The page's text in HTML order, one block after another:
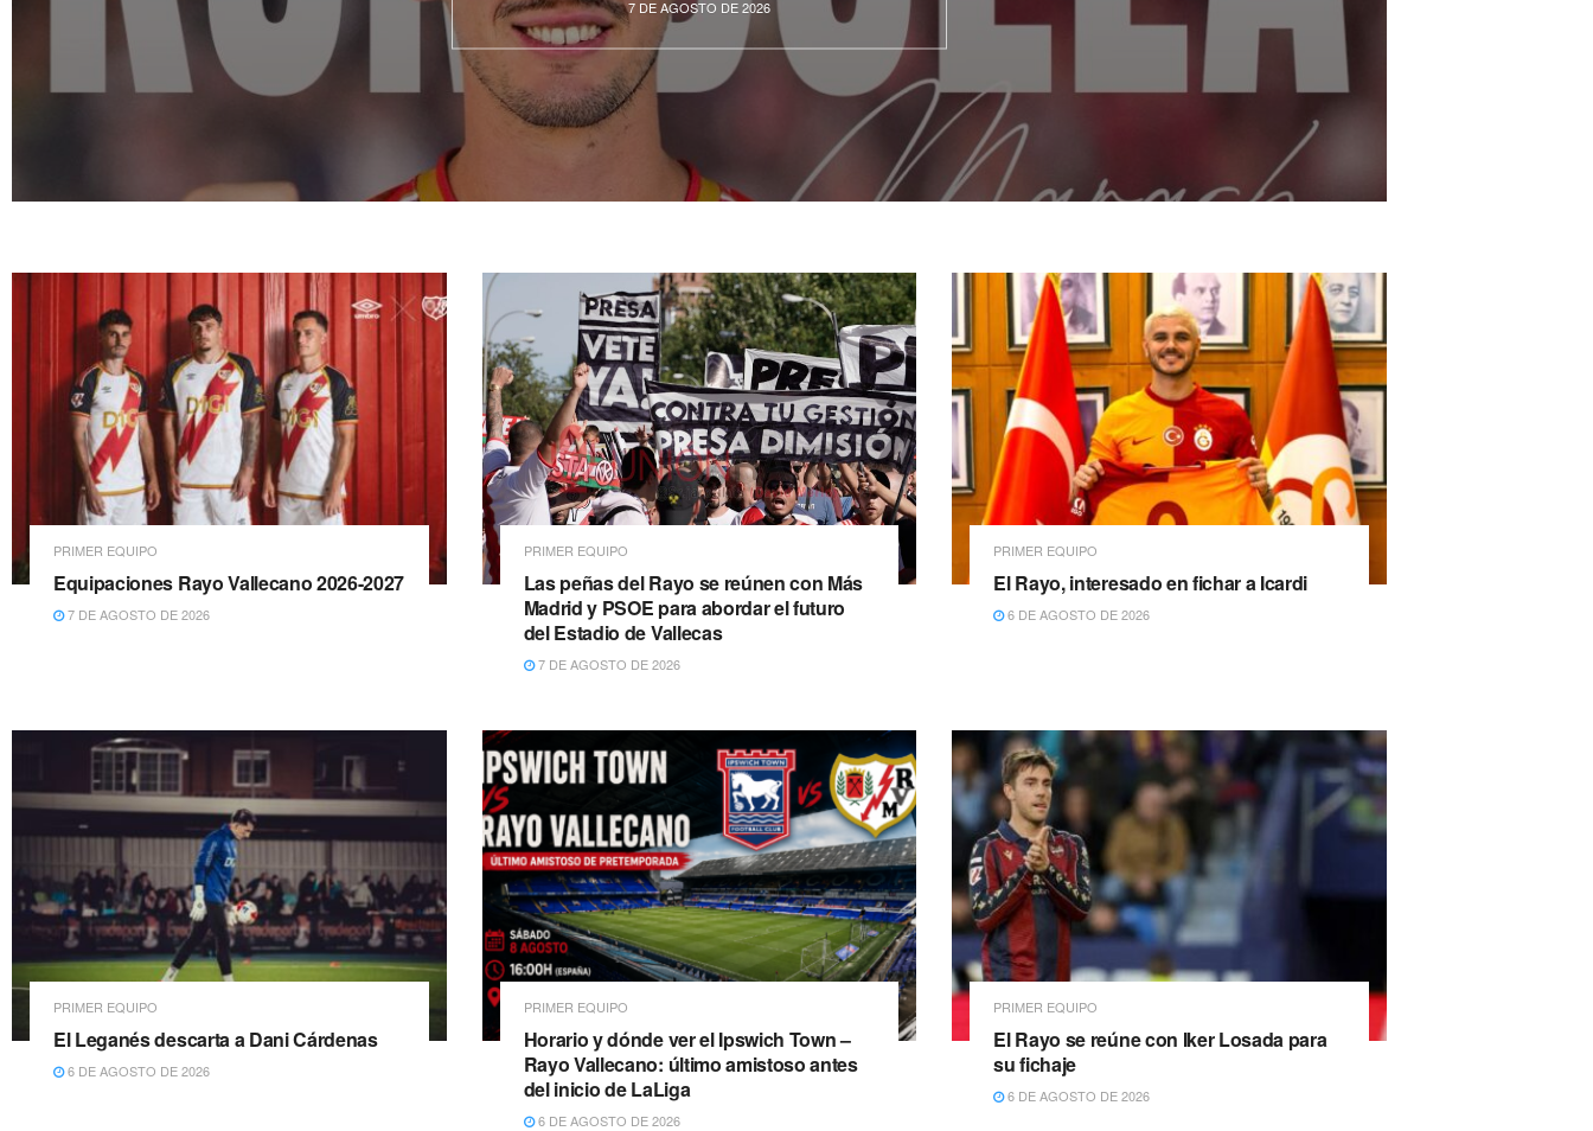
7 DE AGOSTO DE 2026
PRIMER EQUIPO
Equipaciones Rayo Vallecano 2026-2027
7 DE AGOSTO DE 2026
PRIMER EQUIPO
Las peñas del Rayo se reúnen con Más
Madrid y PSOE para abordar el futuro
del Estadio de Vallecas
7 DE AGOSTO DE 2026
PRIMER EQUIPO
El Rayo, interesado en fichar a Icardi
6 DE AGOSTO DE 2026
PRIMER EQUIPO
El Leganés descarta a Dani Cárdenas
6 DE AGOSTO DE 2026
PRIMER EQUIPO
Horario y dónde ver el Ipswich Town –
Rayo Vallecano: último amistoso antes
del inicio de LaLiga
6 DE AGOSTO DE 2026
PRIMER EQUIPO
El Rayo se reúne con Iker Losada para
su fichaje
6 DE AGOSTO DE 2026